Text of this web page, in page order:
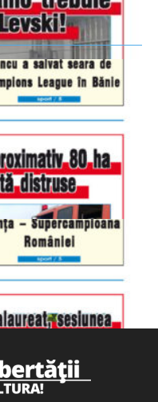
9.00 - 17.00
9.00 - 12.00